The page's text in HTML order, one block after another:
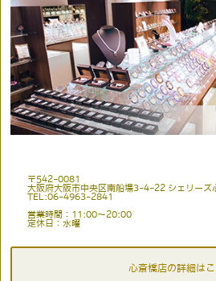
〒542-0081
大阪府大阪市中央区南船場3-4-22 シェリーズ
TEL:06-4963-2841
営業時間：11:00〜20:00
定休日：水曜
心斎橋店の詳細は